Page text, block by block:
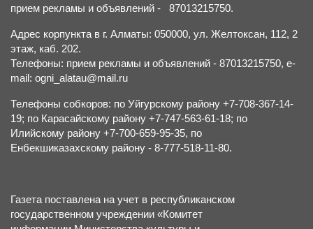
прием рекламы и объявлений - 87013215750.
Адрес корпункта в г. Алматы: 050000, ул. Желтоксан, 112, 2
этаж, каб. 202.
Телефоны: прием рекламы и объявлений - 87013215750, e-
mail: ogni_alatau@mail.ru
Телефоны собкоров: по Уйгурскому району +7-708-367-14-
19; по Карасайскому району +7-747-563-61-18; по
Илийскому району +7-700-659-95-35, по
Енбекшиказахскому району - 8-777-518-11-80.
Газета поставлена на учет в республиканском
государственном учреждении «Комитет